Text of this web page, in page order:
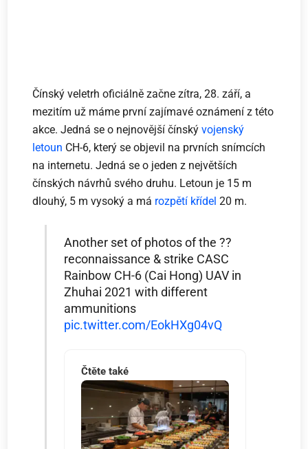
Čínský veletrh oficiálně začne zítra, 28. září, a
mezitím už máme první zajímavé oznámení z této
akce. Jedná se o nejnovější čínskývojenský
letoun CH-6, který se objevil na prvních snímcích
na internetu. Jedná se o jeden z největších
čínských návrhů svého druhu. Letoun je 15 m
dlouhý, 5 m vysoký a má rozpětí křídel 20 m.
Another set of photos of the ??
reconnaissance & strike CASC
Rainbow CH-6 (Cai Hong) UAV in
Zhuhai 2021 with different
ammunitions
pic.twitter.com/EokHXg04vQ
Čtěte také